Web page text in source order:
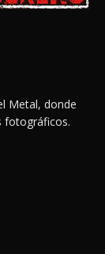
Metal, donde
fotográficos.